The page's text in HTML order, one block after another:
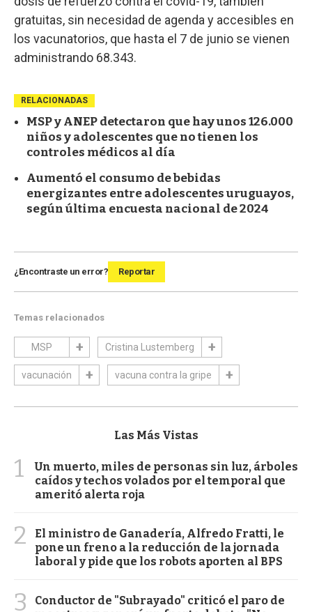
gratuitas, sin necesidad de agenda y accesibles en
los vacunatorios, que hasta el 7 de junio se vienen
administrando 68.343.
RELACIONADAS
MSP y ANEP detectaron que hay unos 126.000
niños y adolescentes que no tienen los
controles médicos al día
Aumentó el consumo de bebidas
energizantes entre adolescentes uruguayos,
según última encuesta nacional de 2024
¿Encontraste un error? Reportar
Temas relacionados
MSP Cristina Lustemberg
vacunación vacuna contra la gripe
Las Más Vistas
1
Un muerto, miles de personas sin luz, árboles
caídos y techos volados por el temporal que
ameritó alerta roja
2
El ministro de Ganadería, Alfredo Fratti, le
pone un freno a la reducción de la jornada
laboral y pide que los robots aporten al BPS
3
Conductor de "Subrayado" criticó el paro de